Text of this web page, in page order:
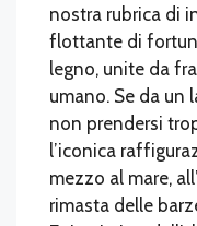
nostra rubrica di
flottante di
legno, unite da
umano. Se da un
non prendersi
l’iconica
mezzo al mare,
rimasta delle